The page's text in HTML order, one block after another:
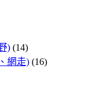
) (14)
網走) (16)